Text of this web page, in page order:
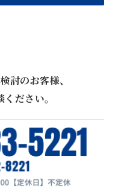
討のお客様、
ださい。